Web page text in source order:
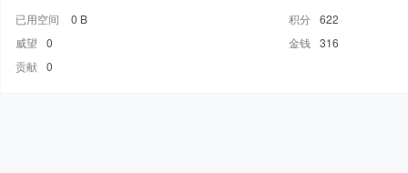
已用空间 0 B 积分 622
威望
0 金钱 316
贡献 0